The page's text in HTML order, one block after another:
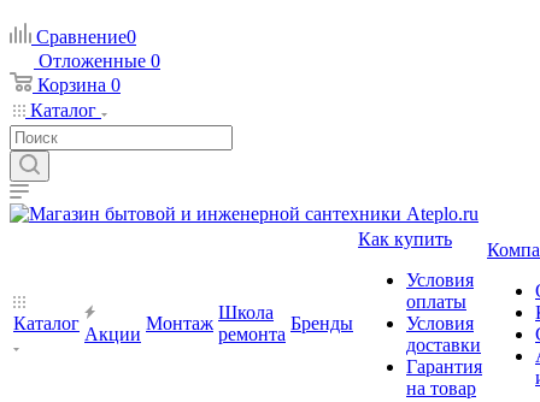
Сравнение0
Отложенные 0
Корзина 0
Каталог
Каталог
Акции
Монтаж
Школа
ремонта
Бренды
Как купить
Условия
оплаты
Условия
доставки
Гарантия
на товар